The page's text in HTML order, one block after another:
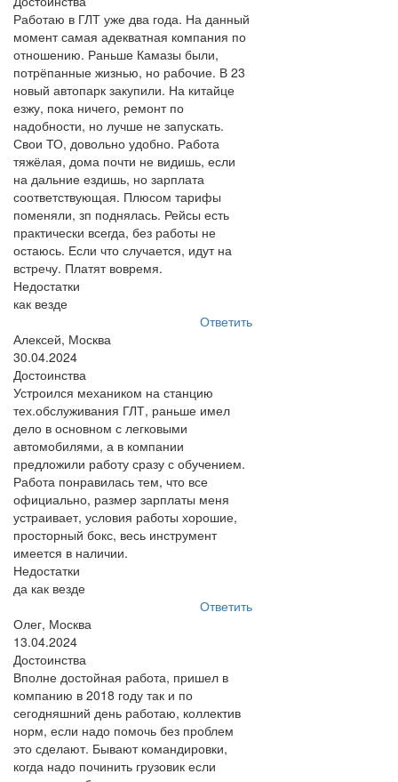
Работаю в ГЛТ уже два года. На данный
момент самая адекватная компания по
отношению. Раньше Камазы были,
потрёпанные жизнью, но рабочие. В 23
новый автопарк закупили. На китайце
езжу, пока ничего, ремонт по
надобности, но лучше не запускать.
Свои ТО, довольно удобно. Работа
тяжёлая, дома почти не видишь, если
на дальние ездишь, но зарплата
соответствующая. Плюсом тарифы
поменяли, зп поднялась. Рейсы есть
практически всегда, без работы не
остаюсь. Если что случается, идут на
встречу. Платят вовремя.
Недостатки
как везде
Ответить
Алексей, Москва
30.04.2024
Достоинства
Устроился механиком на станцию
тех.обслуживания ГЛТ, раньше имел
дело в основном с легковыми
автомобилями, а в компании
предложили работу сразу с обучением.
Работа понравилась тем, что все
официально, размер зарплаты меня
устраивает, условия работы хорошие,
просторный бокс, весь инструмент
имеется в наличии.
Недостатки
да как везде
Ответить
Олег, Москва
13.04.2024
Достоинства
Вполне достойная работа, пришел в
компанию в 2018 году так и по
сегодняшний день работаю, коллектив
норм, если надо помочь без проблем
это сделают. Бывают командировки,
когда надо починить грузовик если